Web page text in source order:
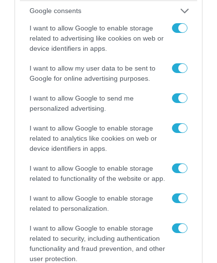
Google consents
I want to allow Google to enable storage
related to advertising like cookies on web or
device identifiers in apps.
I want to allow my user data to be sent to
Google for online advertising purposes.
I want to allow Google to send me
personalized advertising.
I want to allow Google to enable storage
related to analytics like cookies on web or
device identifiers in apps.
I want to allow Google to enable storage
related to functionality of the website or app.
I want to allow Google to enable storage
related to personalization.
I want to allow Google to enable storage
related to security, including authentication
functionality and fraud prevention, and other
user protection.
Αθήνα: Απομακρύνθηκαν παράνομα
αντικείμενα από κοινόχρηστους χώρους
«Οι εντελώς αθώοι»: Η ανάρτηση του Αρκά για
τα ζώα που χάθηκαν στις πυρκαγιές της
Αττικής (φωτο)